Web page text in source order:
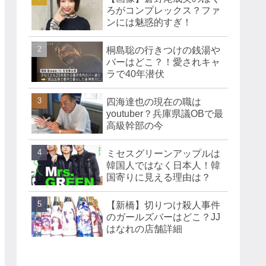
ろがコンプレックス？ファ
ンには魅惑的すぎ！
桐島聡の行きつけの銭湯や
バーはどこ？！愛されキャ
ラで40年潜伏
四海達也の現在の職は
youtuber？兵庫県議OBで最
高級幹部の今
ミセスグリーンアップルは
韓国人ではなく日本人！韓
国寄りに見える理由は？
【新橋】切りつけ殺人事件
のガールズバーはどこ？JJ
はなれの店舗詳細